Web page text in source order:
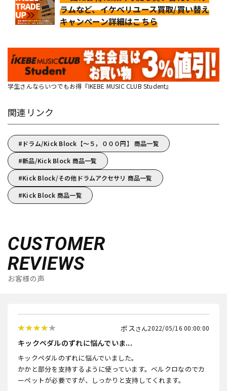
ラムなど、イケベリユース買取/買い替え
キャンペーン詳細はこちら
学生さんならいつでもお得『IKEBE MUSIC CLUB Student』
関連リンク
ドラム/Kick Block【～５，０００円】 商品一覧
新品/Kick Block 商品一覧
Kick Block/その他ドラムアクセサリ 商品一覧
Kick Block 商品一覧
CUSTOMER
REVIEWS
お客様の声
ボス 2022/05/16 00:00:00
キックペダルのずれに悩んでいま...
キックペダルのずれに悩んでいました。
かかと部分を支持するように使っています。ベルクロなのでカ
ーペットが必要ですが、しっかりと支持してくれます。